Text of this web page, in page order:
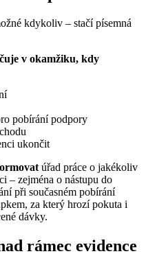
kdykoliv – stačí písemná
v okamžiku, kdy
pobírání podpory
ukončit
úřad práce o jakékoliv
– zejména o nástupu do
při současném pobírání
za který hrozí pokuta i
dávky.
rámec evidence